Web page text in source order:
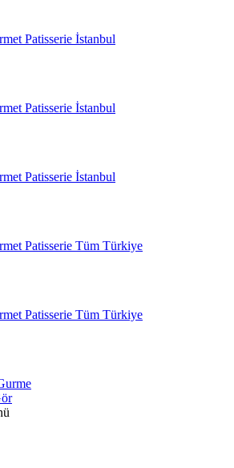
Patisserie İstanbul
Patisserie İstanbul
Patisserie İstanbul
Patisserie Tüm Türkiye
Patisserie Tüm Türkiye